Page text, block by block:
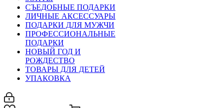
СЪЕДОБНЫЕ ПОДАРКИ
ЛИЧНЫЕ АКСЕССУАРЫ
ПОДАРКИ ДЛЯ МУЖЧИ
ПРОФЕССИОНАЛЬНЫЕ
ПОДАРКИ
НОВЫЙ ГОД И
РОЖДЕСТВО
ТОВАРЫ ДЛЯ ДЕТЕЙ
УПАКОВКА